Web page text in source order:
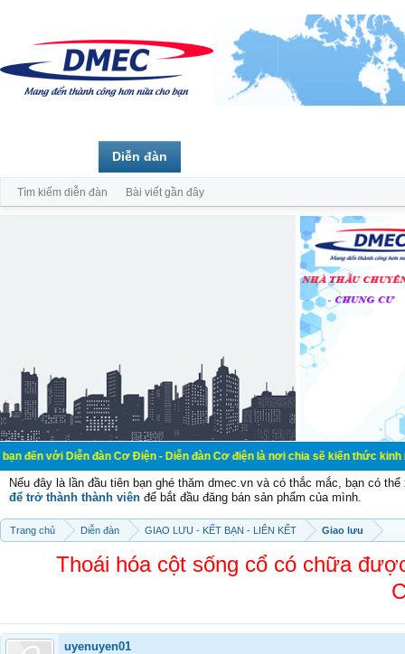
đàn Cơ Điện - Diễn đàn Cơ điện là nơi chia sẽ kiến thức kinh nghiệm
Nếu đây là lần đầu tiên bạn ghé thăm dmec.vn và có thắc mắc, bạn có
để trở thành thành viên để bắt đầu đăng bán sản phẩm của mình.
Trang chủ Diễn đàn GIAO LƯU - KẾT BẠN - LIÊN KẾT Giao lưu
Thoái hóa cột sống cổ có chữa
uyenuyen01
Diễn đàn
Tìm kiếm diễn đàn Bài viết gần đây